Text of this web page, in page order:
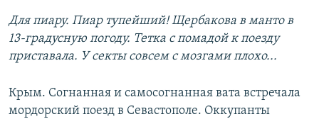
Для пиару. Пиар тупейший! Щербакова в манто в
13-градусную погоду. Тетка с помадой к поезду
приставала. У секты совсем с мозгами плохо...
Крым. Согнанная и самосогнанная вата встречала
мордорский поезд в Севастополе. Оккупанты